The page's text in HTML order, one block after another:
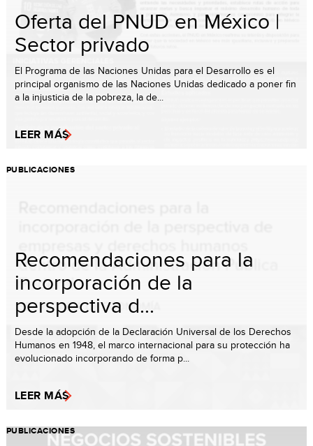
Oferta del PNUD en México |
Sector privado
El Programa de las Naciones Unidas para el Desarrollo es el
principal organismo de las Naciones Unidas dedicado a poner fin
a la injusticia de la pobreza, la de...
LEER MÁS
PUBLICACIONES
Recomendaciones para la
incorporación de la
perspectiva d...
Desde la adopción de la Declaración Universal de los Derechos
Humanos en 1948, el marco internacional para su protección ha
evolucionado incorporando de forma p...
LEER MÁS
PUBLICACIONES